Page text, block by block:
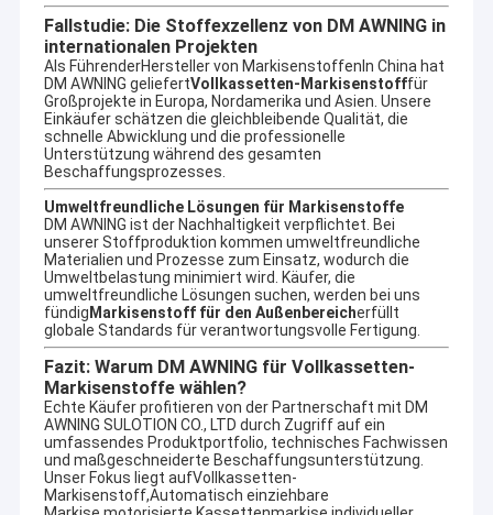
Fallstudie: Die Stoffexzellenz von DM AWNING in
internationalen Projekten
Als FührenderHersteller von Markisenstoffen In China hat
DM AWNING geliefertVollkassetten-Markisenstofffür
Großprojekte in Europa, Nordamerika und Asien. Unsere
Einkäufer schätzen die gleichbleibende Qualität, die
schnelle Abwicklung und die professionelle
Unterstützung während des gesamten
Beschaffungsprozesses.
Umweltfreundliche Lösungen für Markisenstoffe
DM AWNING ist der Nachhaltigkeit verpflichtet. Bei
unserer Stoffproduktion kommen umweltfreundliche
Materialien und Prozesse zum Einsatz, wodurch die
Umweltbelastung minimiert wird. Käufer, die
umweltfreundliche Lösungen suchen, werden bei uns
fündig Markisenstoff für den Außenbereicherfüllt
globale Standards für verantwortungsvolle Fertigung.
Fazit: Warum DM AWNING für Vollkassetten-
Markisenstoffe wählen?
Echte Käufer profitieren von der Partnerschaft mit DM
AWNING SULOTION CO., LTD durch Zugriff auf ein
umfassendes Produktportfolio, technisches Fachwissen
und maßgeschneiderte Beschaffungsunterstützung.
Unser Fokus liegt aufVollkassetten-
Markisenstoff,Automatisch einziehbare